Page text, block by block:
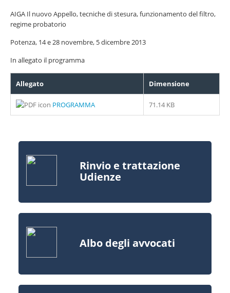
AIGA Il nuovo Appello, tecniche di stesura, funzionamento del filtro,
regime probatorio
Potenza, 14 e 28 novembre, 5 dicembre 2013
In allegato il programma
Allegato Dimensione
PROGRAMMA 71.14 KB
Rinvio e trattazione
Udienze
Albo degli avvocati